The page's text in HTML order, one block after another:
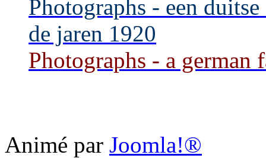
Photographs - een
de jaren 1920
Photographs - a
Animé par Joomla!®